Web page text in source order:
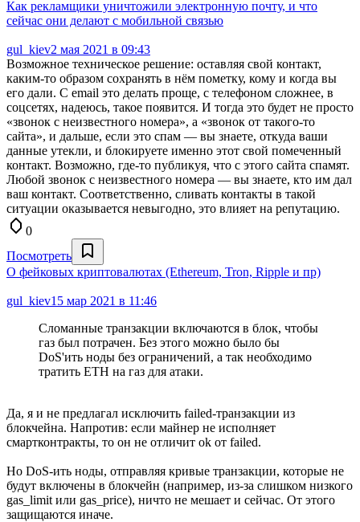
Как рекламщики уничтожили электронную почту, и что
сейчас они делают с мобильной связью
gul_kiev2 мая 2021 в 09:43
Возможное техническое решение: оставляя свой контакт,
каким-то образом сохранять в нём пометку, кому и когда вы
его дали. С email это делать проще, с телефоном сложнее, в
соцсетях, надеюсь, такое появится. И тогда это будет не просто
«звонок с неизвестного номера», а «звонок от такого-то
сайта», и дальше, если это спам — вы знаете, откуда ваши
данные утекли, и блокируете именно этот свой помеченный
контакт. Возможно, где-то публикуя, что с этого сайта спамят.
Любой звонок с неизвестного номера — вы знаете, кто им дал
ваш контакт. Соответственно, сливать контакты в такой
ситуации оказывается невыгодно, это влияет на репутацию.
0
Посмотреть
О фейковых криптовалютах (Ethereum, Tron, Ripple и пр)
gul_kiev15 мар 2021 в 11:46
Сломанные транзакции включаются в блок, чтобы
газ был потрачен. Без этого можно было бы
DoS'ить ноды без ограничений, а так необходимо
тратить ETH на газ для атаки.
Да, я и не предлагал исключить failed-транзакции из
блокчейна. Напротив: если майнер не исполняет
смартконтракты, то он не отличит ok от failed.
Но DoS-ить ноды, отправляя кривые транзакции, которые не
будут включены в блокчейн (например, из-за слишком низкого
gas_limit или gas_price), ничто не мешает и сейчас. От этого
защищаются иначе.